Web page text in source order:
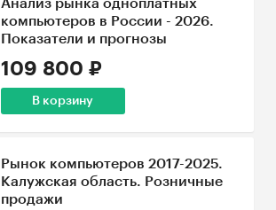
Анализ рынка одноплатных
компьютеров в России - 2026.
Показатели и прогнозы
109 800 ₽
В корзину
Рынок компьютеров 2017-2025.
Калужская область. Розничные
продажи